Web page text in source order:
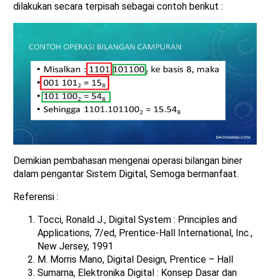
dilakukan secara terpisah sebagai contoh berikut :
Demikian pembahasan mengenai operasi bilangan biner
dalam pengantar Sistem Digital, Semoga bermanfaat.
Referensi :
Tocci, Ronald J., Digital System : Principles and
Applications, 7/ed, Prentice-Hall International, Inc.,
New Jersey, 1991
M. Morris Mano, Digital Design, Prentice – Hall
Sumarna, Elektronika Digital : Konsep Dasar dan